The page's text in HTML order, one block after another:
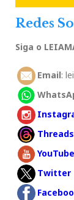
Redes
Siga o
Email:
Threads
YouTube
Twitter